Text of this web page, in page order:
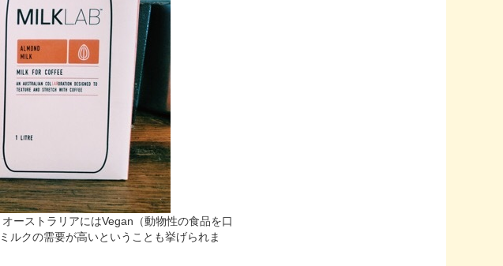
ーストラリアにはVegan（動物性の食品を口
ルクの需要が高いということも挙げられま